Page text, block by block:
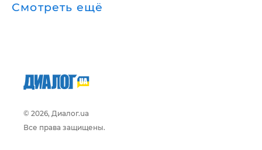
Смотреть ещё
© 2026, Диалог.ua
Все права защищены.